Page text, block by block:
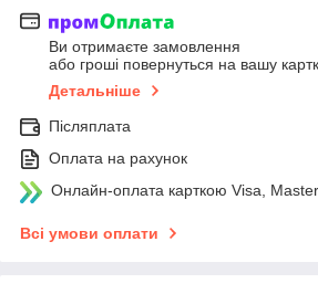
Ви отримаєте замовлення
або гроші повернуться на вашу
Детальніше
Післяплата
Оплата на рахунок
Онлайн-оплата карткою Visa,
Всі умови оплати